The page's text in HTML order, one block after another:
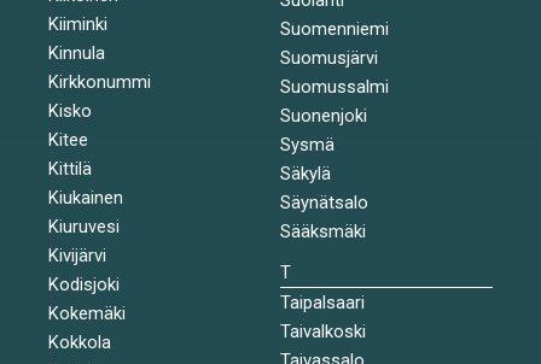
Kiiminki
Kinnula
Kirkkonummi
Kisko
Kitee
Kittilä
Kiukainen
Kiuruvesi
Kivijärvi
Kodisjoki
Kokemäki
Kokkola
Suomenniemi
Suomusjärvi
Suomussalmi
Suonenjoki
Sysmä
Säkylä
Säynätsalo
Sääksmäki
T
Taipalsaari
Taivalkoski